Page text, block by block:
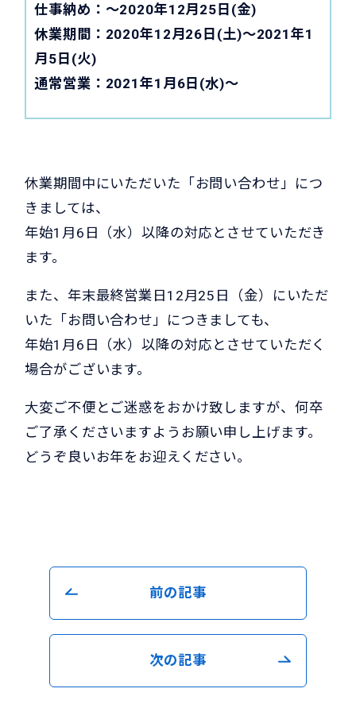
仕事納め：〜2020年12月25日(金)
休業期間：2020年12月26日(土)〜2021年1
月5日(火)
通常営業：2021年1月6日(水)〜
休業期間中にいただいた「お問い合わせ」につ
きましては、
年始1月6日（水）以降の対応とさせていただき
ます。
また、年末最終営業日12月25日（金）にいただ
いた「お問い合わせ」につきましても、
年始1月6日（水）以降の対応とさせていただく
場合がございます。
大変ご不便とご迷惑をおかけ致しますが、何卒
ご了承くださいますようお願い申し上げます。
どうぞ良いお年をお迎えください。
前の記事
次の記事